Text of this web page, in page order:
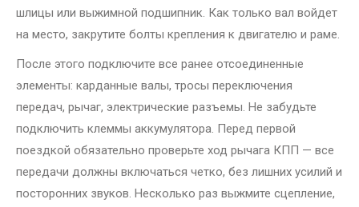
шлицы или выжимной подшипник. Как только вал войдет
на место, закрутите болты крепления к двигателю и раме.
После этого подключите все ранее отсоединенные
элементы: карданные валы, тросы переключения
передач, рычаг, электрические разъемы. Не забудьте
подключить клеммы аккумулятора. Перед первой
поездкой обязательно проверьте ход рычага КПП — все
передачи должны включаться четко, без лишних усилий и
посторонних звуков. Несколько раз выжмите сцепление,